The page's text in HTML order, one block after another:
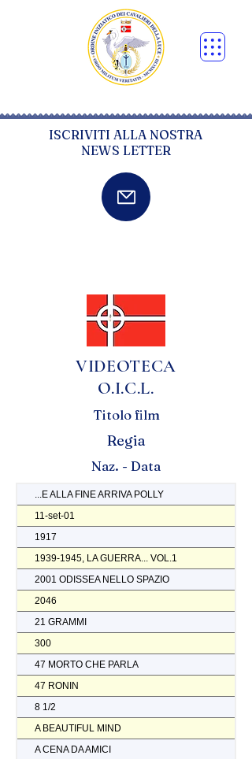
ISCRIVITI ALLA NOSTRA
NEWS LETTER
VIDEOTECA
O.I.C.L.
Titolo film
Regia
Naz. - Data
...E ALLA FINE ARRIVA POLLY
11-set-01
1917
1939-1945, LA GUERRA... VOL.1
2001 ODISSEA NELLO SPAZIO
2046
21 GRAMMI
300
47 MORTO CHE PARLA
47 RONIN
8 1/2
A BEAUTIFUL MIND
A CENA DA AMICI